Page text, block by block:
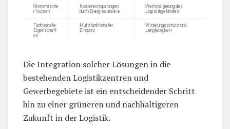
Ökonomische
r Nutzen
Kosteneinsparungen
durch Energieautarkie
Wertsteigerung des
Logistikgeländes
Funktionale
Eigenschaft
en
Multifunktionaler
Einsatz
Witterungsschutz und
Langlebigkeit
Die Integration solcher Lösungen in die
bestehenden Logistikzentren und
Gewerbegebiete ist ein entscheidender Schritt
hin zu einer grüneren und nachhaltigeren
Zukunft in der Logistik.